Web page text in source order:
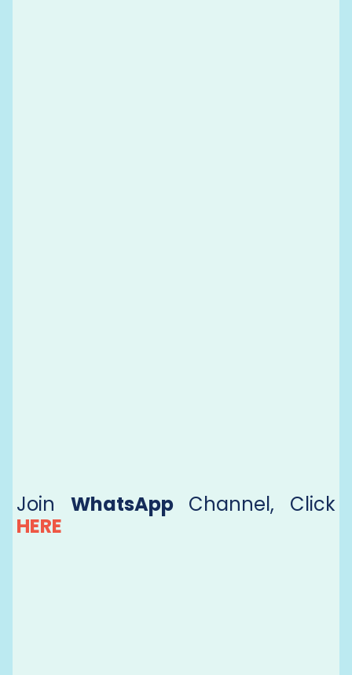
Join WhatsAppChannel, Click
HERE